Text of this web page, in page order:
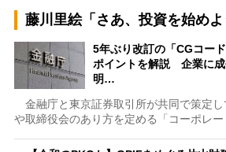
藤川里絵「さあ、投資を始めよ
5年ぶり改訂の「CGコー
ポイントを解説 企業に成
明…
金融庁と東京証券取引所が共同で策定
や取締役会のあり方を定める「コーポレー